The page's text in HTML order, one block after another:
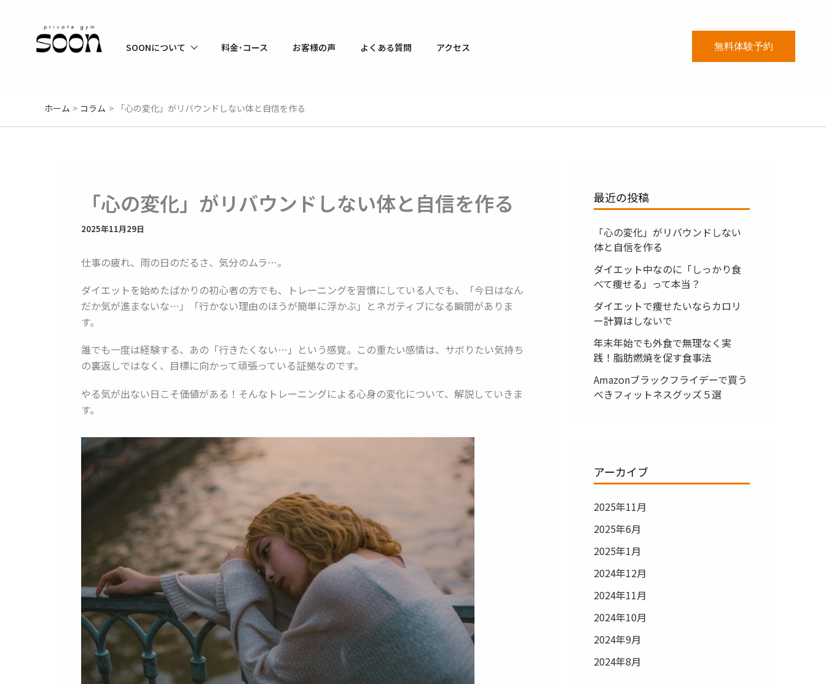
SOONについて 料金･コース お客様の声 よくある質問 アクセス 無料体験予約
ホーム コラム 「心の変化」がリバウンドしない体と自信を作る
「心の変化」がリバウンドしない体と自信を作る
2025年11月29日
仕事の疲れ、雨の日のだるさ、気分のムラ…。
ダイエットを始めたばかりの初心者の方でも、トレーニングを習慣にしている人でも、「今日はなん
だか気が進まないな…」「行かない理由のほうが簡単に浮かぶ」とネガティブになる瞬間がありま
す。
誰でも一度は経験する、あの「行きたくない…」という感覚。この重たい感情は、サボりたい気持ち
の裏返しではなく、目標に向かって頑張っている証拠なのです。
やる気が出ない日こそ価値がある！そんなトレーニングによる心身の変化について、解説していきま
す。
最近の投稿
「心の変化」がリバウンドしない
体と自信を作る
ダイエット中なのに「しっかり食
べて痩せる」って本当？
ダイエットで痩せたいならカロリ
ー計算はしないで
年末年始でも外食で無理なく実
践！脂肪燃焼を促す食事法
Amazonブラックフライデーで買う
べきフィットネスグッズ５選
アーカイブ
2025年11月
2025年6月
2025年1月
2024年12月
2024年11月
2024年10月
2024年9月
2024年8月